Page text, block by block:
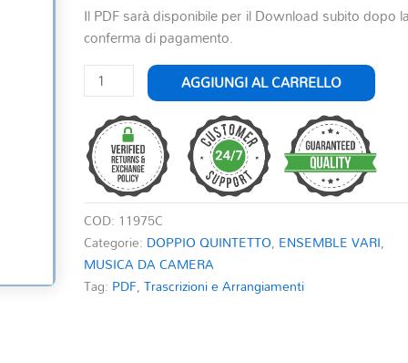
Il PDF sarà disponibile per il Download subito dopo
conferma di pagamento.
ADAGIO
E
ALLEGRO
IN
FA
KV
594
quantità
AGGIUNGI AL CARRELLO
COD: 11975C
Categorie: DOPPIO QUINTETTO, ENSEMBLE VARI,
MUSICA DA CAMERA
Tag: PDF,Trascrizioni e Arrangiamenti